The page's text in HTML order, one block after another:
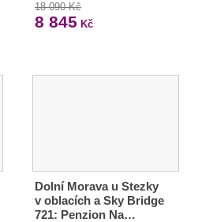
18 090 Kč
8 845 Kč
Dolní Morava u Stezky
v oblacích a Sky Bridge
721: Penzion Na…